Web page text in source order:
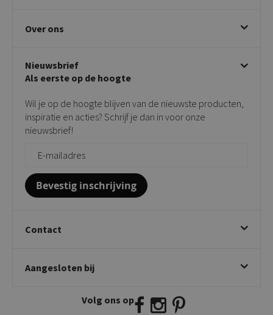
Klachtafhandeling
Privacy policy
Draaibare eetkamerstoelen
Taupe stoelen
Tuinstoelen
Bijzettafels
Over ons
Showroom
Contact
Onderhoudsproducten
Vloerbescherming
Giftcards
Nieuwsbrief
Als eerste op de hoogte
Wil je op de hoogte blijven van de nieuwste producten,
inspiratie en acties? Schrijf je dan in voor onze
nieuwsbrief!
Bevestig inschrijving
Contact
Twijnstraweg 2
info@kickcollection.nl
Aangesloten bij
Volg ons op